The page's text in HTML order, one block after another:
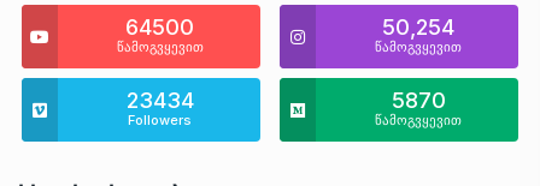
64500
წამოგვყევით
50,254
წამოგვყევით
23434
Followers
5870
წამოგვყევით